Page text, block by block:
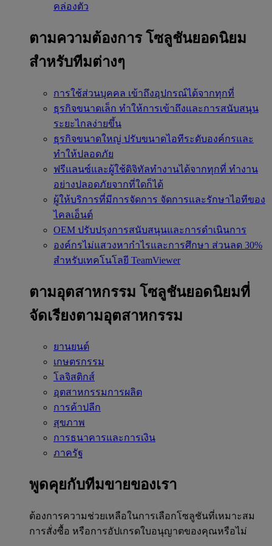
คล่องตัว
ตามความต้องการ โซลูชันยอดนิยม
สำหรับทีมต่างๆ
การใช้ส่วนบุคคล เข้าถึงอุปกรณ์ได้จากทุกที่
ธุรกิจขนาดเล็ก ทำให้การเข้าถึงและการสนับสนุน
ระยะไกลง่ายขึ้น
ธุรกิจขนาดใหญ่ ปรับขนาดไอทีระดับองค์กรและ
ทำให้ปลอดภัย
ฟรีแลนซ์และผู้ใช้ดิจิทัลทำงานได้จากทุกที่ ทำงาน
อย่างปลอดภัยจากที่ใดก็ได้
ผู้ให้บริการที่มีการจัดการ จัดการและรักษาไอทีของ
ไคลเอ็นต์
OEM ปรับปรุงการสนับสนุนและการดำเนินการ
องค์กรไม่แสวงหากำไรและการศึกษา ส่วนลด 30%
สำหรับเทคโนโลยี TeamViewer
ตามอุตสาหกรรม โซลูชันยอดนิยมที่
จัดเรียงตามอุตสาหกรรม
ยานยนต์
เกษตรกรรม
โลจิสติกส์
อุตสาหกรรมการผลิต
การค้าปลีก
สุขภาพ
การธนาคารและการเงิน
ภาครัฐ
พูดคุยกับทีมขายของเรา
ต้องการความช่วยเหลือในการเลือกโซลูชันที่เหมาะสม
การสั่งซื้อ หรือการอัปเกรดใบอนุญาตของคุณหรือไม่